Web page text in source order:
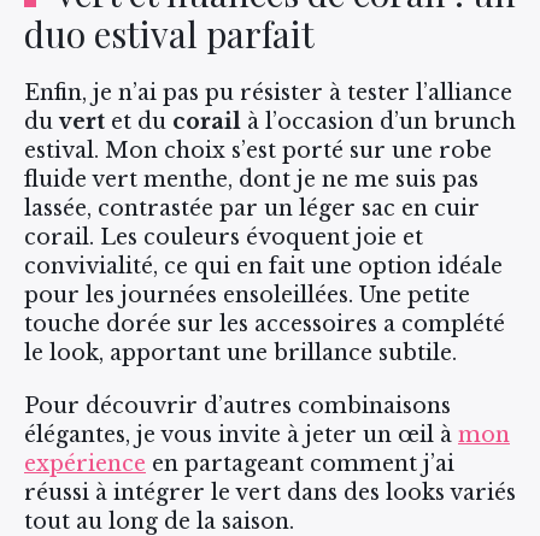
duo estival parfait
Enfin, je n’ai pas pu résister à tester l’alliance
duvert et du corail à l’occasion d’un brunch
estival. Mon choix s’est porté sur une robe
fluide vert menthe, dont je ne me suis pas
lassée, contrastée par un léger sac en cuir
corail. Les couleurs évoquent joie et
convivialité, ce qui en fait une option idéale
pour les journées ensoleillées. Une petite
touche dorée sur les accessoires a complété
le look, apportant une brillance subtile.
Pour découvrir d’autres combinaisons
élégantes, je vous invite à jeter un œil à mon
expérience en partageant comment j’ai
réussi à intégrer le vert dans des looks variés
tout au long de la saison.